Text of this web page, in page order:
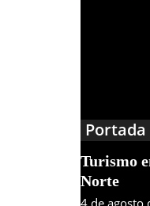
Portada
Turismo
Norte